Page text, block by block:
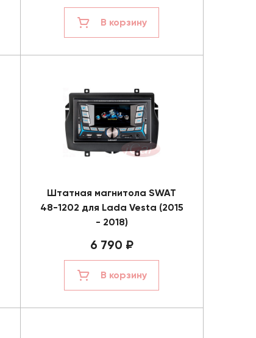
В корзину
Штатная магнитола SWAT
48-1202 для Lada Vesta (2015
- 2018)
6 790 ₽
В корзину